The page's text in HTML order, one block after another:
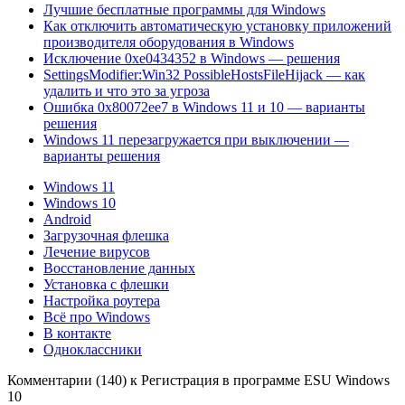
Лучшие бесплатные программы для Windows
Как отключить автоматическую установку приложений
производителя оборудования в Windows
Исключение 0xe0434352 в Windows — решения
SettingsModifier:Win32 PossibleHostsFileHijack — как
удалить и что это за угроза
Ошибка 0x80072ee7 в Windows 11 и 10 — варианты
решения
Windows 11 перезагружается при выключении —
варианты решения
Windows 11
Windows 10
Android
Загрузочная флешка
Лечение вирусов
Восстановление данных
Установка с флешки
Настройка роутера
Всё про Windows
В контакте
Одноклассники
Комментарии (140) к Регистрация в программе ESU Windows
10